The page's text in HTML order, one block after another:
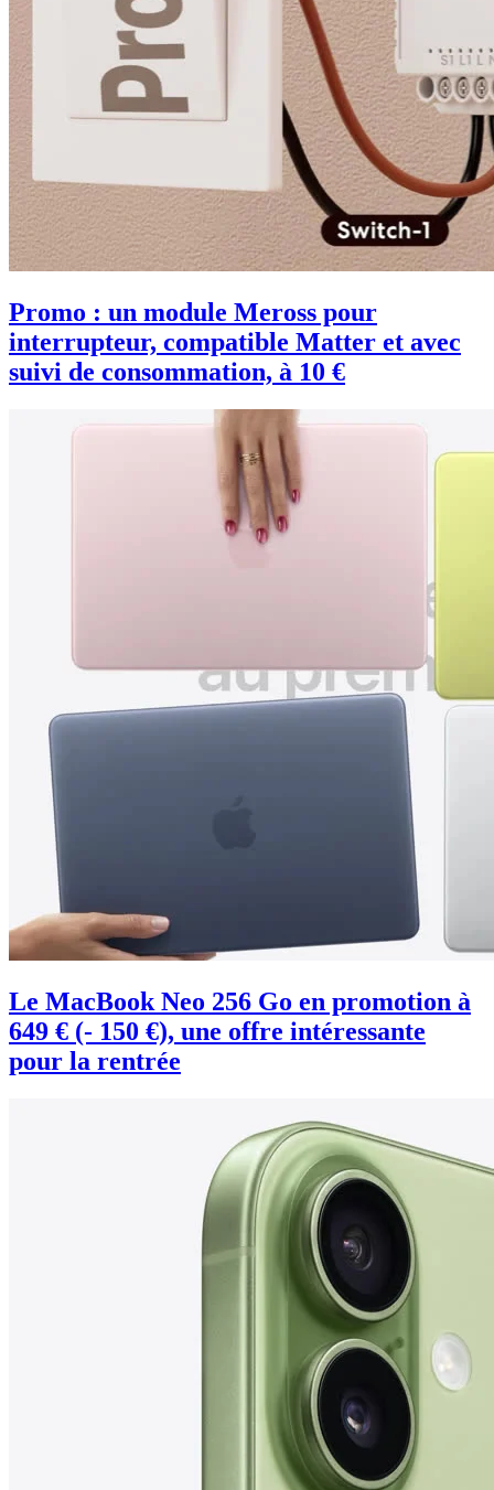
Promo : un module Meross pour
interrupteur, compatible Matter et avec
suivi de consommation, à 10 €
Le MacBook Neo 256 Go en promotion à
649 € (- 150 €), une offre intéressante
pour la rentrée